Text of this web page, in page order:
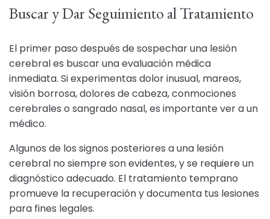
Buscar y Dar Seguimiento al Tratamiento
El primer paso después de sospechar una lesión
cerebral es buscar una evaluación médica
inmediata. Si experimentas dolor inusual, mareos,
visión borrosa, dolores de cabeza, conmociones
cerebrales o sangrado nasal, es importante ver a un
médico.
Algunos de los signos posteriores a una lesión
cerebral no siempre son evidentes, y se requiere un
diagnóstico adecuado. El tratamiento temprano
promueve la recuperación y documenta tus lesiones
para fines legales.